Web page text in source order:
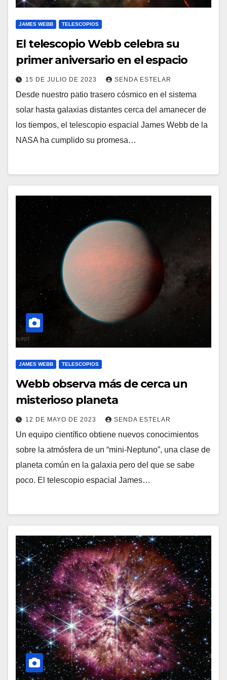
JAMES WEBB TELESCOPIOS
El telescopio Webb celebra su
primer aniversario en el espacio
15 DE JULIO DE 2023 SENDA ESTELAR
Desde nuestro patio trasero cósmico en el sistema
solar hasta galaxias distantes cerca del amanecer de
los tiempos, el telescopio espacial James Webb de la
NASA ha cumplido su promesa…
JAMES WEBB TELESCOPIOS
Webb observa más de cerca un
misterioso planeta
12 DE MAYO DE 2023 SENDA ESTELAR
Un equipo científico obtiene nuevos conocimientos
sobre la atmósfera de un “mini-Neptuno”, una clase de
planeta común en la galaxia pero del que se sabe
poco. El telescopio espacial James…